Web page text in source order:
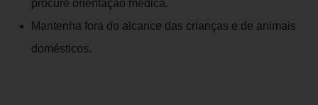
procure orientação médica.
Mantenha fora do alcance das crianças e de animais
domésticos.